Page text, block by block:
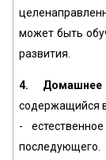
может быть
развития.
4.
содержащийся
-
последующего.